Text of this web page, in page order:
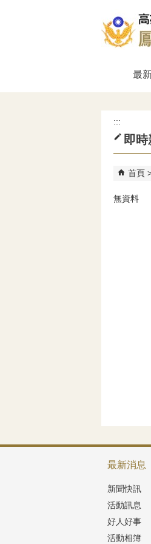
最
:::
即
首頁
無資料
最新消息
新聞快訊
活動訊息
好人好事
活動相簿